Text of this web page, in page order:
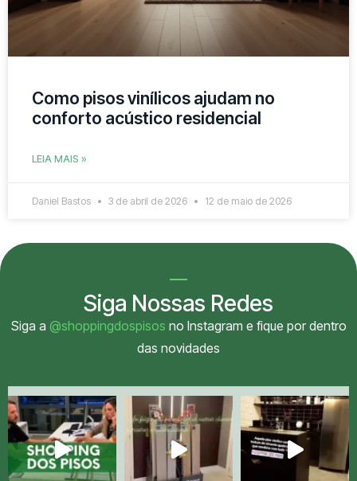
Como pisos vinílicos ajudam no
conforto acústico residencial
LEIA MAIS »
Daniel Bastos 3 de abril de 2026 12 de maio de 2026
Siga Nossas Redes
Siga a @shoppingdospisos no Instagram e fique por dentro
das novidades